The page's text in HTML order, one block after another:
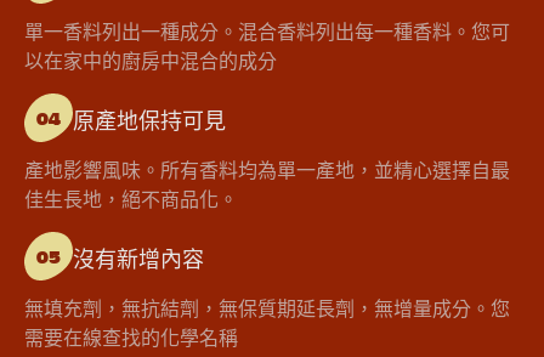
單一香料列出一種成分。混合香料列出每一種香料。您可
以在家中的廚房中混合的成分
04 原產地保持可見
產地影響風味。所有香料均為單一產地，並精心選擇自最
佳生長地，絕不商品化。
05 沒有新增內容
無填充劑，無抗結劑，無保質期延長劑，無增量成分。您
需要在線查找的化學名稱